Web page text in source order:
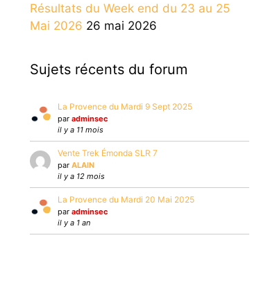
Résultats du Week end du 23 au 25
Mai 2026 26 mai 2026
Sujets récents du forum
La Provence du Mardi 9 Sept 2025
par adminsec
il y a 11 mois
Vente Trek Émonda SLR 7
par ALAIN
il y a 12 mois
La Provence du Mardi 20 Mai 2025
par adminsec
il y a 1 an